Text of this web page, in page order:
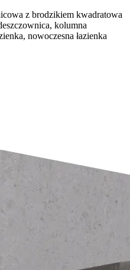
z brodzikiem kwadratowa
kolumna
nowoczesna łazienka